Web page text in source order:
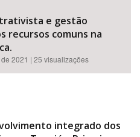
e gestão
recursos comuns na
2021 | 25 visualizações
integrado dos